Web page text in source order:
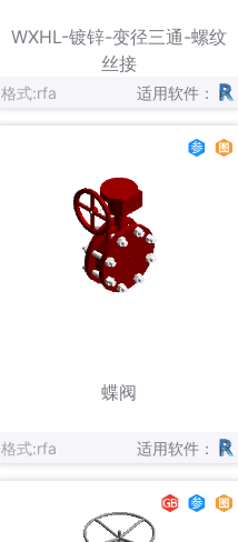
WXHL-镀锌-变径三通-螺纹
丝接
格式:rfa 适用软件：
蝶阀
格式:rfa 适用软件：